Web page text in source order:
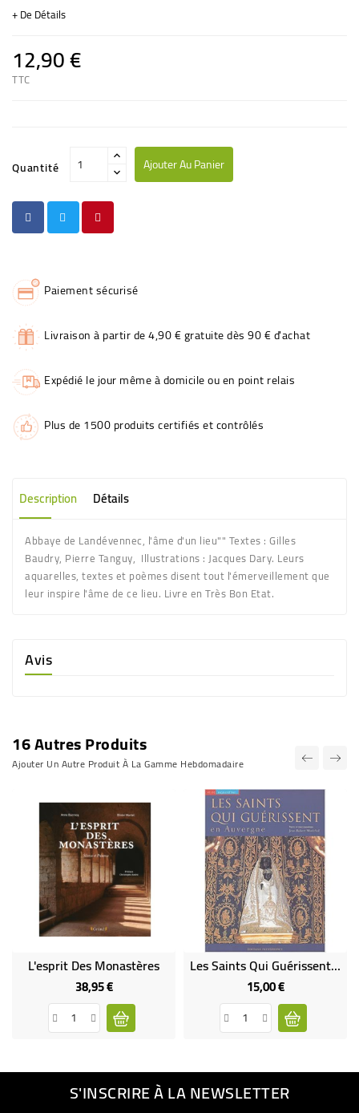
+ De Détails
12,90 €
TTC
Quantité Ajouter Au Panier
Paiement sécurisé
Livraison à partir de 4,90 € gratuite dès 90 € d'achat
Expédié le jour même à domicile ou en point relais
Plus de 1500 produits certifiés et contrôlés
Description Détails
Abbaye de Landévennec, l'âme d'un lieu"" Textes : Gilles
Baudry, Pierre Tanguy, Illustrations : Jacques Dary. Leurs
aquarelles, textes et poèmes disent tout l'émerveillement que
leur inspire l'âme de ce lieu. Livre en Très Bon Etat.
Avis
16 Autres Produits
Ajouter Un Autre Produit À La Gamme Hebdomadaire
L'esprit Des Monastères
38,95 €Prix
Les Saints Qui Guérissent En Auvergne - Jean-Robert Marechal
15,00 €Prix
S'INSCRIRE À LA NEWSLETTER